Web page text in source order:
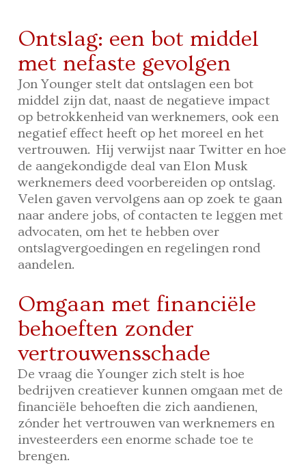
Ontslag: een bot middel
met nefaste gevolgen
Jon Younger stelt dat ontslagen een bot
middel zijn dat, naast de negatieve impact
op betrokkenheid van werknemers, ook een
negatief effect heeft op het moreel en het
vertrouwen. Hij verwijst naar Twitter en hoe
de aangekondigde deal van Elon Musk
werknemers deed voorbereiden op ontslag.
Velen gaven vervolgens aan op zoek te gaan
naar andere jobs, of contacten te leggen met
advocaten, om het te hebben over
ontslagvergoedingen en regelingen rond
aandelen.
Omgaan met financiële
behoeften zonder
vertrouwensschade
De vraag die Younger zich stelt is hoe
bedrijven creatiever kunnen omgaan met de
financiële behoeften die zich aandienen,
zónder het vertrouwen van werknemers en
investeerders een enorme schade toe te
brengen.